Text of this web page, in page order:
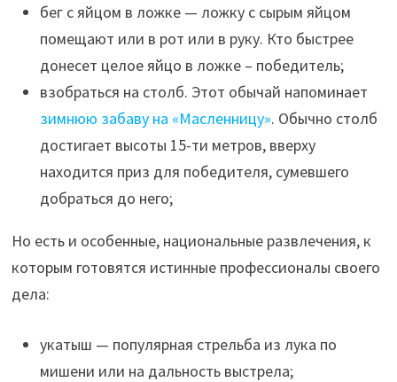
бег с яйцом в ложке — ложку с сырым яйцом
помещают или в рот или в руку. Кто быстрее
донесет целое яйцо в ложке – победитель;
взобраться на столб. Этот обычай напоминает
зимнюю забаву на «Масленницу». Обычно столб
достигает высоты 15-ти метров, вверху
находится приз для победителя, сумевшего
добраться до него;
Но есть и особенные, национальные развлечения, к
которым готовятся истинные профессионалы своего
дела:
укатыш — популярная стрельба из лука по
мишени или на дальность выстрела;